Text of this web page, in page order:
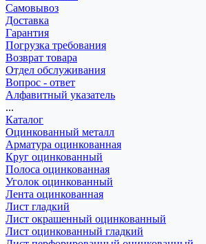
Самовывоз
Доставка
Гарантия
Погрузка требования
Возврат товара
Отдел обслуживания
Вопрос - ответ
Алфавитный указатель
...
Каталог
Оцинкованный металл
Арматура оцинкованная
Круг оцинкованный
Полоса оцинкованная
Уголок оцинкованный
Лента оцинкованная
Лист гладкий
Лист окрашенный оцинкованный
Лист оцинкованный гладкий